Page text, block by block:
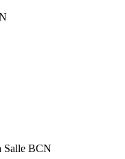
Salle BCN